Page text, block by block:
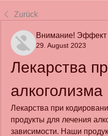
Zurück
Внимание! Эффект
29. August 2023
Лекарства
алкоголизма
Лекарства при
продукты для лечения
зависимости. Наши